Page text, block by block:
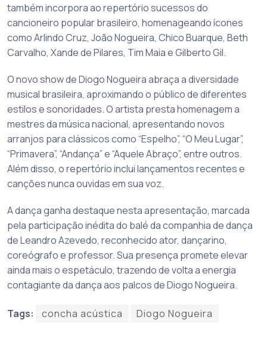
também incorpora ao repertório sucessos do
cancioneiro popular brasileiro, homenageando ícones
como Arlindo Cruz, João Nogueira, Chico Buarque, Beth
Carvalho, Xande de Pilares, Tim Maia e Gilberto Gil.
O novo show de Diogo Nogueira abraça a diversidade
musical brasileira, aproximando o público de diferentes
estilos e sonoridades. O artista presta homenagem a
mestres da música nacional, apresentando novos
arranjos para clássicos como “Espelho”, “O Meu Lugar”,
“Primavera”, “Andança” e “Aquele Abraço”, entre outros.
Além disso, o repertório inclui lançamentos recentes e
canções nunca ouvidas em sua voz.
A dança ganha destaque nesta apresentação, marcada
pela participação inédita do balé da companhia de dança
de Leandro Azevedo, reconhecido ator, dançarino,
coreógrafo e professor. Sua presença promete elevar
ainda mais o espetáculo, trazendo de volta a energia
contagiante da dança aos palcos de Diogo Nogueira.
Tags: concha acústica Diogo Nogueira